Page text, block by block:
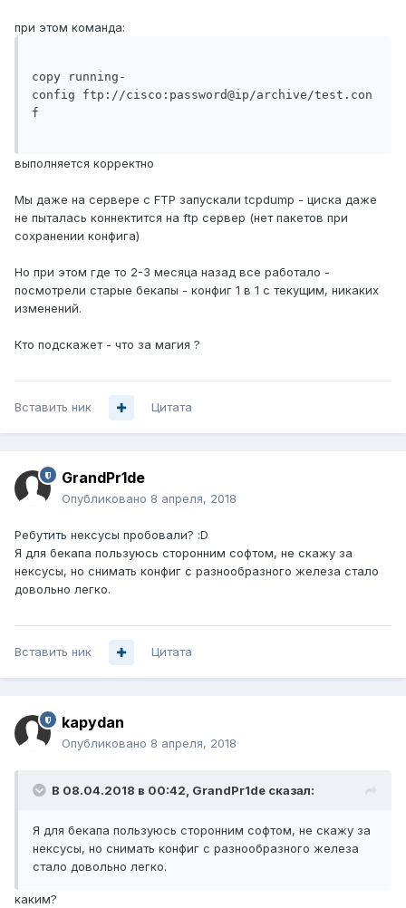
при этом команда:
copy running-
config ftp://cisco:password@ip/archive/test.con
f
выполняется корректно
Мы даже на сервере с FTP запускали tcpdump - циска даже
не пыталась коннектится на ftp сервер (нет пакетов при
сохранении конфига)
Но при этом где то 2-3 месяца назад все работало -
посмотрели старые бекапы - конфиг 1 в 1 с текущим, никаких
изменений.
Кто подскажет - что за магия ?
Вставить ник Цитата
GrandPr1de
Опубликовано 8 апреля, 2018
Ребутить нексусы пробовали? :D
Я для бекапа пользуюсь сторонним софтом, не скажу за
нексусы, но снимать конфиг с разнообразного железа стало
довольно легко.
Вставить ник Цитата
kapydan
Опубликовано 8 апреля, 2018
В 08.04.2018 в 00:42, GrandPr1de сказал:
Я для бекапа пользуюсь сторонним софтом, не скажу за
нексусы, но снимать конфиг с разнообразного железа
стало довольно легко.
каким?